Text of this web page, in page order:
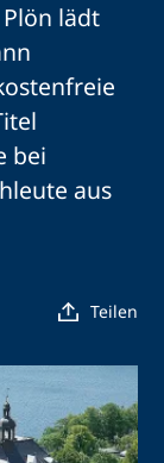
lädt
bei
aus
Teilen